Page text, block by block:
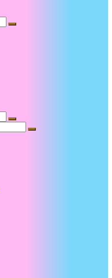
Suche
Suche
Suche